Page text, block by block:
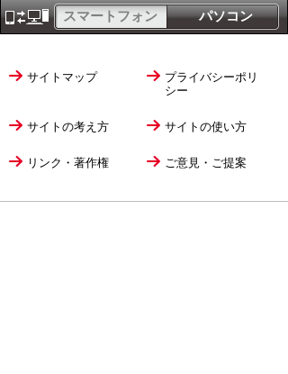
パソコン
スマートフォン
サイトマップ
プライバシーポリ
シー
サイトの考え方 サイトの使い方
リンク・著作権 ご意見・ご提案